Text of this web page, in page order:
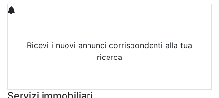
Ricevi i nuovi annunci corrispondenti alla tua
ricerca
Servizi immobiliari